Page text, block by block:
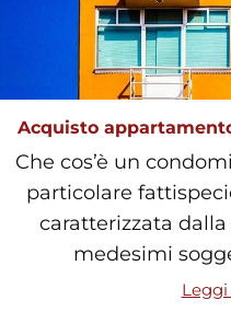
Acquisto
Che cos’è un
particolare
caratterizzata
medesimi
Leggi